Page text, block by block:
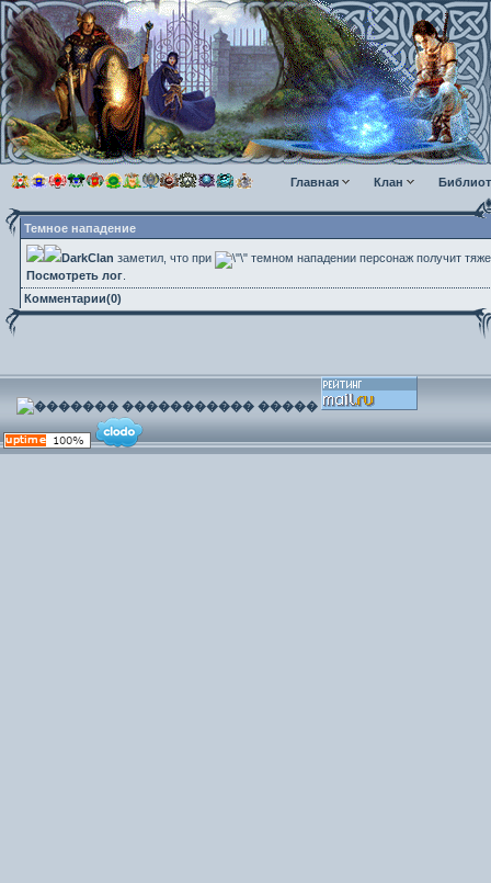
Главная Клан
Темное нападение
DarkClan заметил, что при
темном нападении персонаж получит
Посмотреть лог
Комментарии(0)